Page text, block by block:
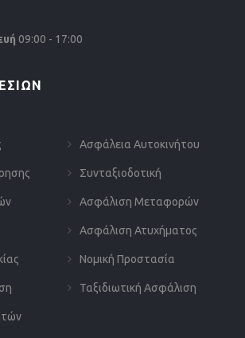
09:00 - 17:00
Ασφάλεια Αυτοκινήτου
Συνταξιοδοτική
Ασφάλιση Μεταφορών
Ασφάλιση Ατυχήματος
Νομική Προστασία
Ταξιδιωτική Ασφάλιση